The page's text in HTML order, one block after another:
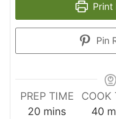
Print
Pin
PREP TIME
20 minutes
mins
COOK
40